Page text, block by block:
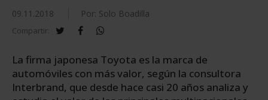
09.11.2018 Por: Solo Boadilla
Compartir: twitterfacebook
La firma japonesa Toyota es la marca de
automóviles con más valor, según la consultora
Interbrand, que desde hace casi 20 años analiza y